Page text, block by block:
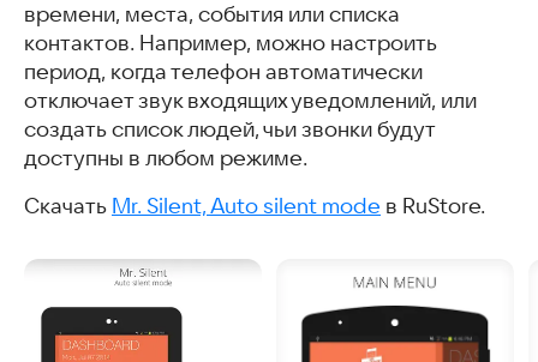
времени, места, события или списка
контактов. Например, можно настроить
период, когда телефон автоматически
отключает звук входящих уведомлений, или
создать список людей, чьи звонки будут
доступны в любом режиме.
Скачать Mr. Silent, Auto silent mode в RuStore.